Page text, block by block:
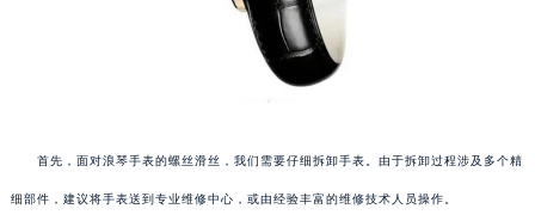
首先，面对浪琴手表的螺丝滑丝，我们需要仔细拆卸手表。由于拆卸过程涉及多个精
细部件，建议将手表送到专业维修中心，或由经验丰富的维修技术人员操作。